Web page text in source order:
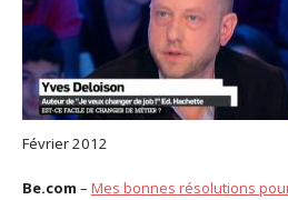
Février 2012
Be.com – Mes bonnes résolutions